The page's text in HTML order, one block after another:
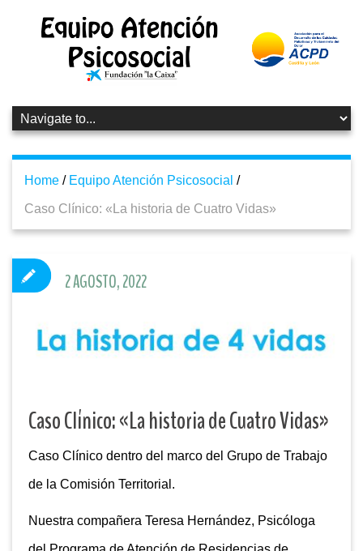
Home / Equipo Atención Psicosocial /
Caso Clínico: «La historia de Cuatro Vidas»
Caso Clínico: «La historia de Cuatro Vidas»
Caso Clínico dentro del marco del Grupo de Trabajo
de la Comisión Territorial.
Nuestra compañera Teresa Hernández, Psicóloga
2 AGOSTO, 2022